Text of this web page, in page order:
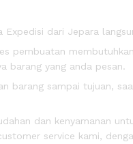
Expedisi dari Jepara
pembuatan
barang yang anda pesan.
barang sampai tujuan,
dan kenyamanan
service kami,